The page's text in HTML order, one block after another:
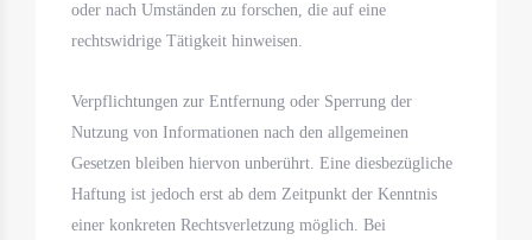
oder nach Umständen zu forschen, die auf eine
rechtswidrige Tätigkeit hinweisen.
Verpflichtungen zur Entfernung oder Sperrung der
Nutzung von Informationen nach den allgemeinen
Gesetzen bleiben hiervon unberührt. Eine diesbezügliche
Haftung ist jedoch erst ab dem Zeitpunkt der Kenntnis
einer konkreten Rechtsverletzung möglich. Bei